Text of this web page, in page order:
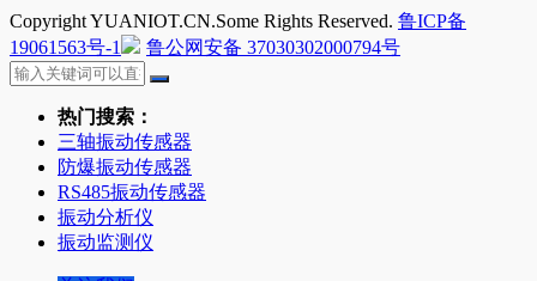
Copyright YUANIOT.CN.Some Rights Reserved. 鲁ICP备
19061563号-1
鲁公网安备 37030302000794号
热门搜索：
三轴振动传感器
防爆振动传感器
RS485振动传感器
振动分析仪
振动监测仪